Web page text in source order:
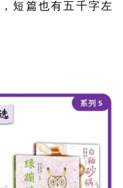
短篇也有五千字左